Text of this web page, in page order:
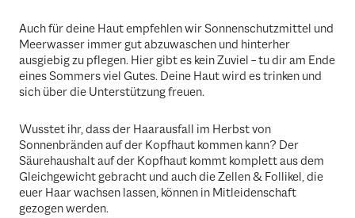
Auch für deine Haut empfehlen wir Sonnenschutzmittel und
Meerwasser immer gut abzuwaschen und hinterher
ausgiebig zu pflegen. Hier gibt es kein Zuviel – tu dir am Ende
eines Sommers viel Gutes. Deine Haut wird es trinken und
sich über die Unterstützung freuen.
Wusstet ihr, dass der Haarausfall im Herbst von
Sonnenbränden auf der Kopfhaut kommen kann? Der
Säurehaushalt auf der Kopfhaut kommt komplett aus dem
Gleichgewicht gebracht und auch die Zellen & Follikel, die
euer Haar wachsen lassen, können in Mitleidenschaft
gezogen werden.